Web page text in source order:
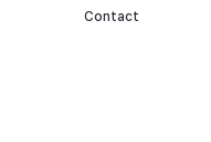
Contact